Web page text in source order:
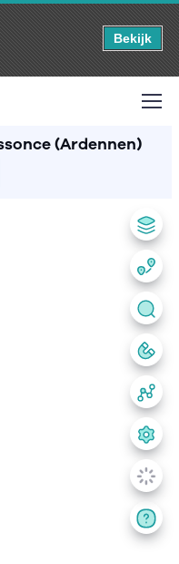
Bekijk
(Ardennen)